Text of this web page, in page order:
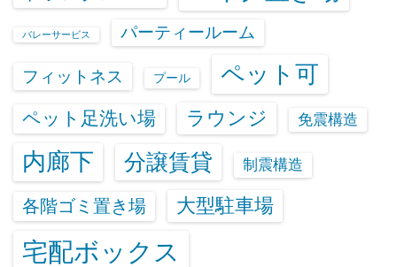
バレーサービス パーティールーム
フィットネス プール ペット可
ペット足洗い場 ラウンジ 免震構造
内廊下 分譲賃貸 制震構造
各階ゴミ置き場 大型駐車場
宅配ボックス